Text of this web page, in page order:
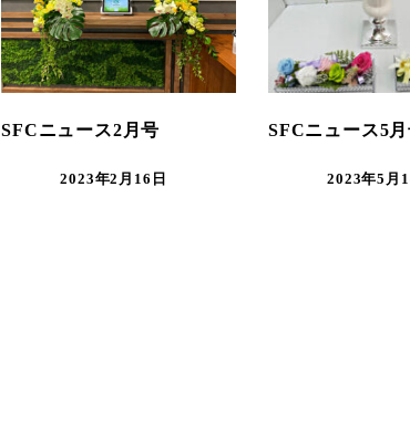
SFCニュース2月号
2023年2月16日
SFCニュース5
2023年5月